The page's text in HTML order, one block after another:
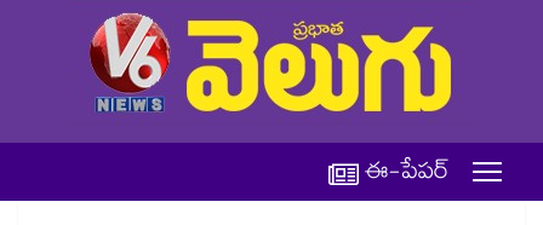
ఈ-పేపర్